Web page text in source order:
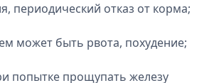
периодический отказ от корма;
быть рвота, похудение;
прощупать железу